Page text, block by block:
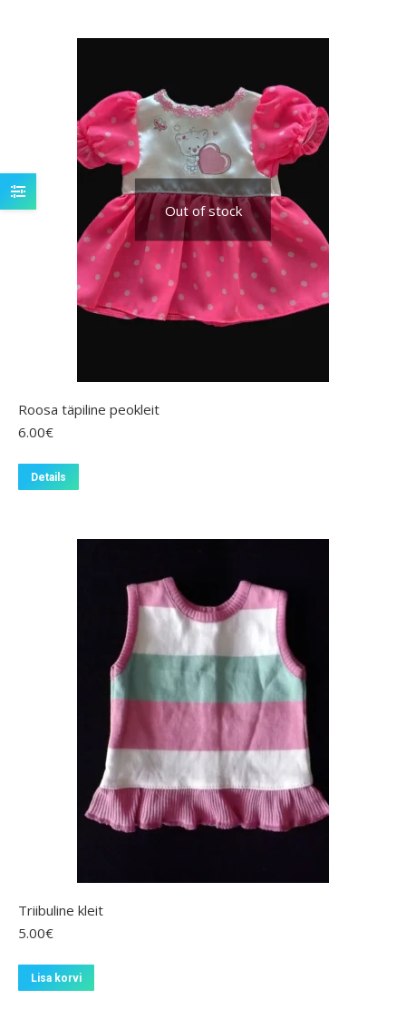
Out of stock
Roosa täpiline peokleit
6.00€
Details
Triibuline kleit
5.00€
Lisa korvi